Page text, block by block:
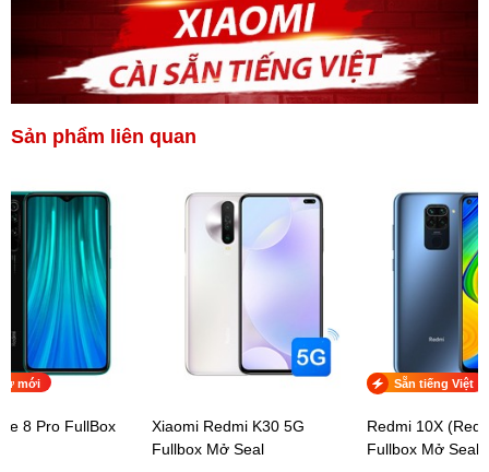
Sản phẩm liên quan
8 Pro FullBox
mới
Xiaomi Redmi K30 5G
Fullbox Mở Seal
Redmi 10X
Fullbox Mở Seal
Sẵn tiếng Việt